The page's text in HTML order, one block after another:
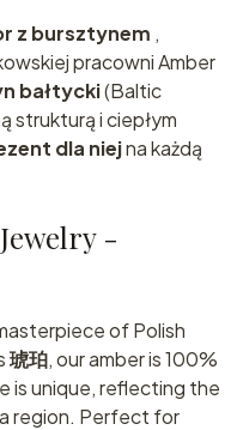
z bursztynem ,
pracowni Amber
bałtycki(Baltic
strukturą i ciepłym
dla niejna każdą
-
of Polish
琥珀, our amber is 100%
is unique, reflecting the
region. Perfect for